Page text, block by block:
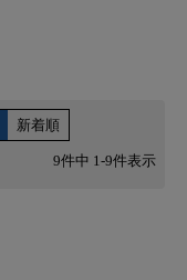
新着順
9件中 1 -9件表示